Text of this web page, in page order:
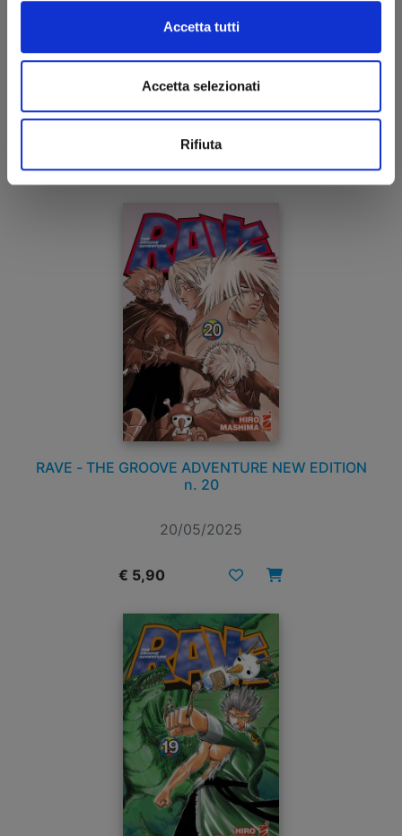
Accetta tutti
Accetta selezionati
Rifiuta
RAVE - THE GROOVE ADVENTURE NEW EDITION
17/06/2025
RAVE - THE GROOVE ADVENTURE NEW EDITION
n. 20
20/05/2025
€ 5,90